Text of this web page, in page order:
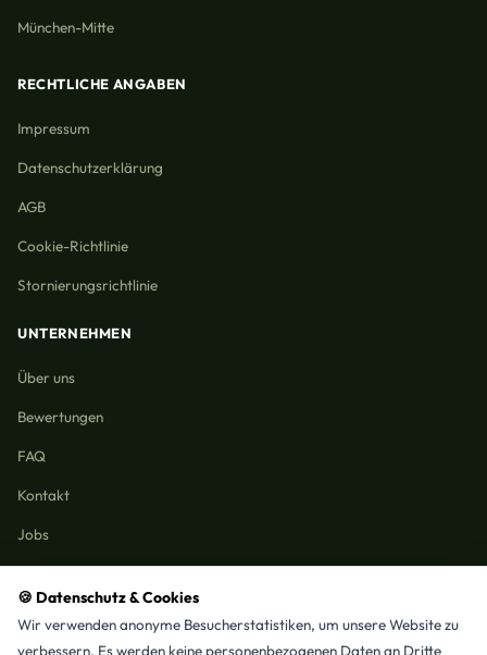
🍪 Datenschutz & Cookies
Wir verwenden anonyme Besucherstatistiken, um unsere Website zu
verbessern. Es werden keine personenbezogenen Daten an Dritte
München-Mitte
RECHTLICHE ANGABEN
Impressum
Datenschutzerklärung
AGB
Cookie-Richtlinie
Stornierungsrichtlinie
UNTERNEHMEN
Über uns
Bewertungen
FAQ
Kontakt
Jobs
Reinigungmunchen.de © 2026 Alle Rechte vorbehalten